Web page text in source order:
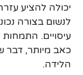
יכולה להציע
לנשום בצורה
עיסויים. התמחות
כאב מיותר, דבר
הלידה.